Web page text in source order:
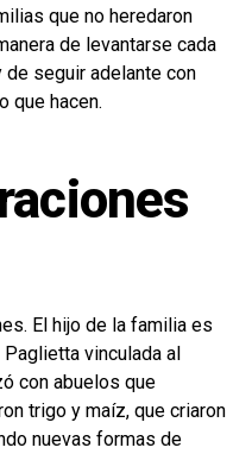
que no heredaron
de levantarse cada
seguir adelante con
que hacen.
El hijo de la familia es
vinculada al
con abuelos que
trigo y maíz, que criaron
nuevas formas de